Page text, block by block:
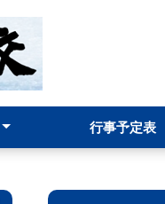
行事予定表